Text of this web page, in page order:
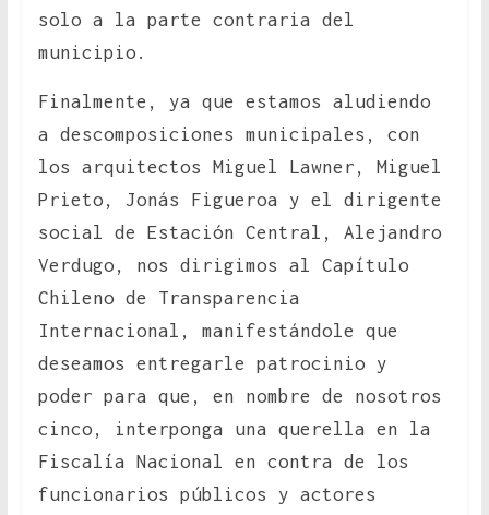
solo a la parte contraria del
municipio.
Finalmente, ya que estamos aludiendo
a descomposiciones municipales, con
los arquitectos Miguel Lawner, Miguel
Prieto, Jonás Figueroa y el dirigente
social de Estación Central, Alejandro
Verdugo, nos dirigimos al Capítulo
Chileno de Transparencia
Internacional, manifestándole que
deseamos entregarle patrocinio y
poder para que, en nombre de nosotros
cinco, interponga una querella en la
Fiscalía Nacional en contra de los
funcionarios públicos y actores